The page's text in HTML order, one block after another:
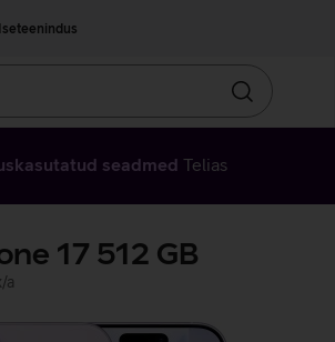
Iseteenindus
Otsin
seadmed Telias
17 512 GB
a